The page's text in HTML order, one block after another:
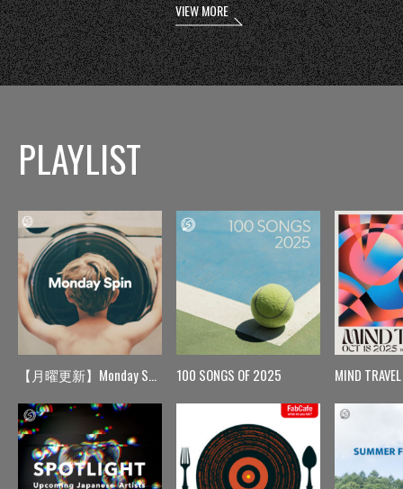
VIEW MORE
PLAYLIST
【月曜更新】Monday Spin 100 SONGS OF 2025 MIND TRAVEL